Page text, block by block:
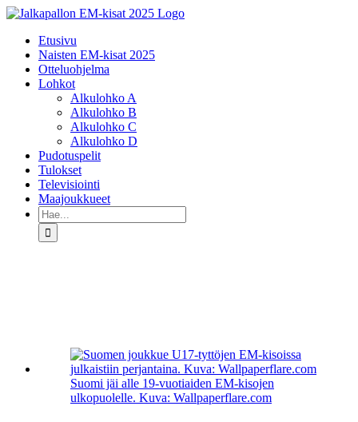
Skip
contentEtusivu
Naisten EM-kisat 2025
Otteluohjelma
Lohkot
Alkulohko A
Alkulohko B
Alkulohko C
Alkulohko D
Pudotuspelit
Tulokset
Televisiointi
Maajoukkueet
Etsi
...
isompanaSuomi jäi alle 19-vuotiaiden EM-kisojen
ulkopuolelle. Kuva: Wallpaperflare.com